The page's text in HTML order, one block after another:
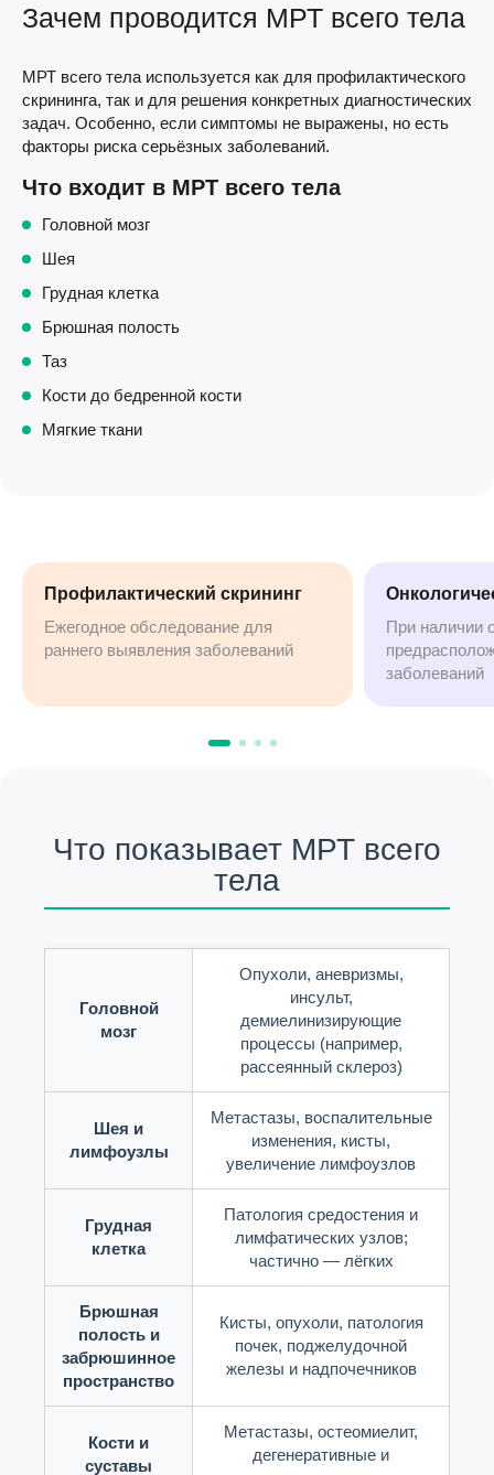
Зачем проводится МРТ всего тела
МРТ всего тела используется как для профилактического
скрининга, так и для решения конкретных диагностических
задач. Особенно, если симптомы не выражены, но есть
факторы риска серьёзных заболеваний.
Что входит в МРТ всего тела
Головной мозг
Шея
Грудная клетка
Брюшная полость
Таз
Кости до бедренной кости
Мягкие ткани
Профилактический скрининг
Ежегодное обследование для
раннего выявления заболеваний
При наличии
заболеваний
Что показывает МРТ всего
тела
Головной
мозг
Опухоли, аневризмы,
инсульт,
демиелинизирующие
процессы (например,
рассеянный склероз)
Шея и
лимфоузлы
Метастазы, воспалительные
изменения, кисты,
увеличение лимфоузлов
Грудная
клетка
Патология средостения и
лимфатических узлов;
частично — лёгких
Брюшная
полость и
забрюшинное
пространство
Кисты, опухоли, патология
почек, поджелудочной
железы и надпочечников
Кости и
суставы
Метастазы, остеомиелит,
дегенеративные и